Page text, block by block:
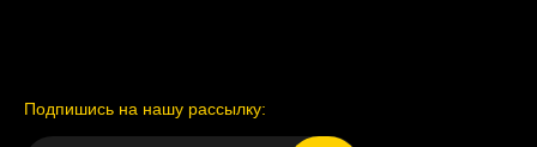
Подпишись на нашу рассылку: